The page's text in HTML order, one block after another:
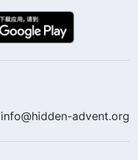
info@hidden-advent.org